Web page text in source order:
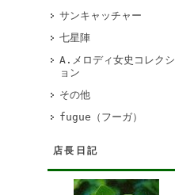
サンキャッチャー
七星陣
A.メロディ女史コレクシ
ョン
その他
fugue（フーガ）
店長日記